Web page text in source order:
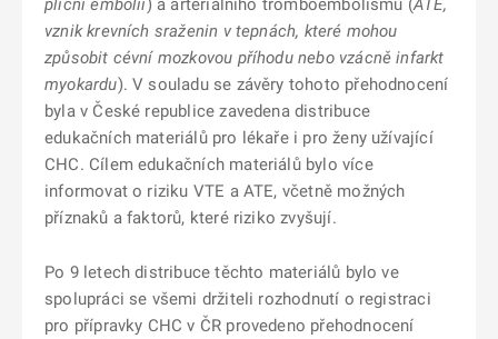
plicní embolii) a arteriálního tromboembolismu (ATE,
vznik krevních sraženin v tepnách, které mohou
způsobit cévní mozkovou příhodu nebo vzácně infarkt
myokardu). V souladu se závěry tohoto přehodnocení
byla v České republice zavedena distribuce
edukačních materiálů pro lékaře i pro ženy užívající
CHC. Cílem edukačních materiálů bylo více
informovat o riziku VTE a ATE, včetně možných
příznaků a faktorů, které riziko zvyšují.
Po 9 letech distribuce těchto materiálů bylo ve
spolupráci se všemi držiteli rozhodnutí o registraci
pro přípravky CHC v ČR provedeno přehodnocení